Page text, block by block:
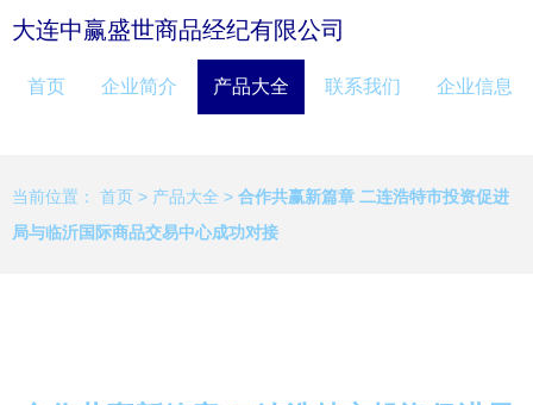
大连中赢盛世商品经纪有限公司
首页 企业简介 产品大全 联系我们 企业信息
当前位置： 首页 > 产品大全 > 合作共赢新篇章 二连浩特市投资促进
局与临沂国际商品交易中心成功对接